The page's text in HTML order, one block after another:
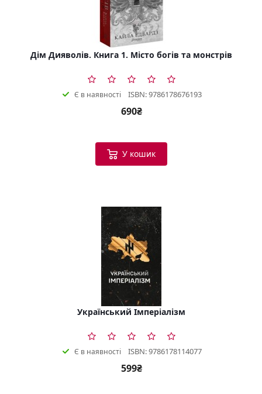
Дім Дияволів. Книга 1. Місто богів та монстрів
Є в наявності ISBN: 9786178676193
690₴
У кошик
Український Імперіалізм
Є в наявності ISBN: 9786178114077
599₴